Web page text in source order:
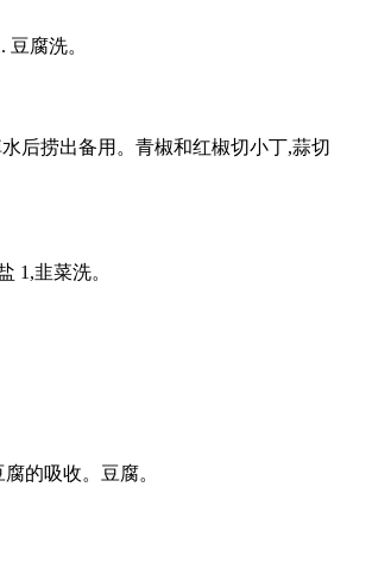
腐洗。
后捞出备用。青椒和红椒切小丁,蒜切
1,韭菜洗。
的吸收。豆腐。